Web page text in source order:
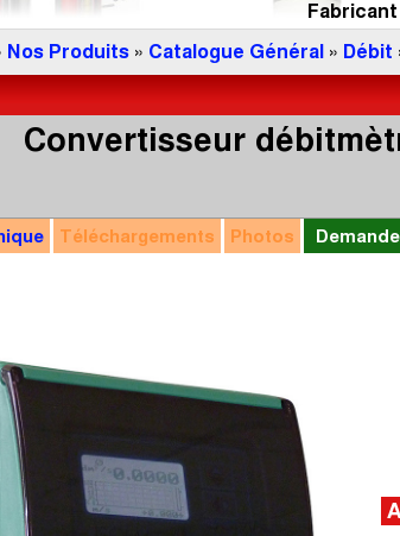
Nos Produits » Catalogue Général » Débit
Convertisseur
Téléchargements Photos